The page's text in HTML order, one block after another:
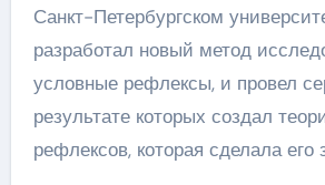
Санкт-Петербургском
разработал новый метод
условные рефлексы, и провел
результате которых создал
рефлексов, которая сделала